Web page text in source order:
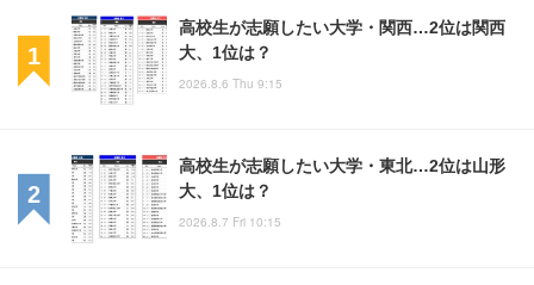
高校生が志願したい大学・関西…2位は関西
大、1位は？
2026.8.6 Thu 9:15
高校生が志願したい大学・東北…2位は山形
大、1位は？
2026.8.7 Fri 10:15